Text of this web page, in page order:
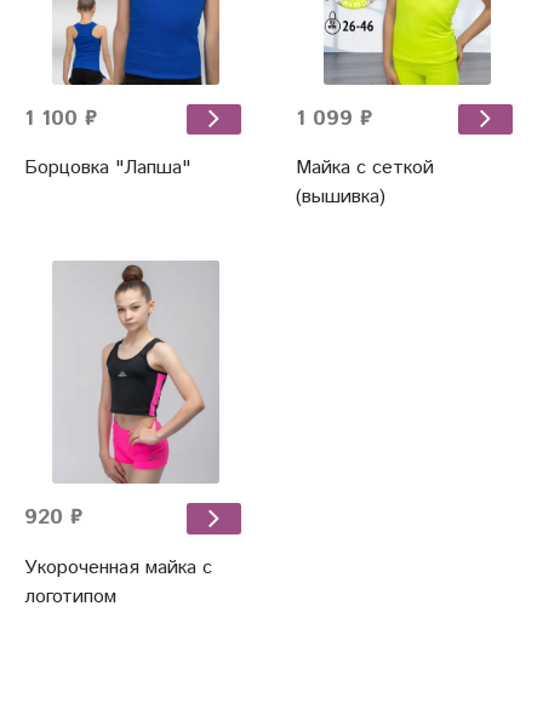
1 100 ₽
Борцовка "Лапша"
1 099 ₽
Майка с сеткой
(вышивка)
920 ₽
Укороченная майка с
логотипом